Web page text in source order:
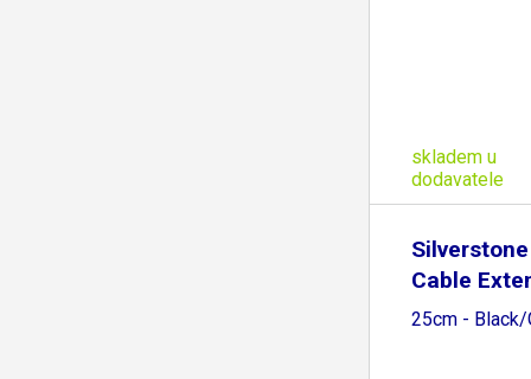
skladem u
dodavatele
Cable
25cm - Black/